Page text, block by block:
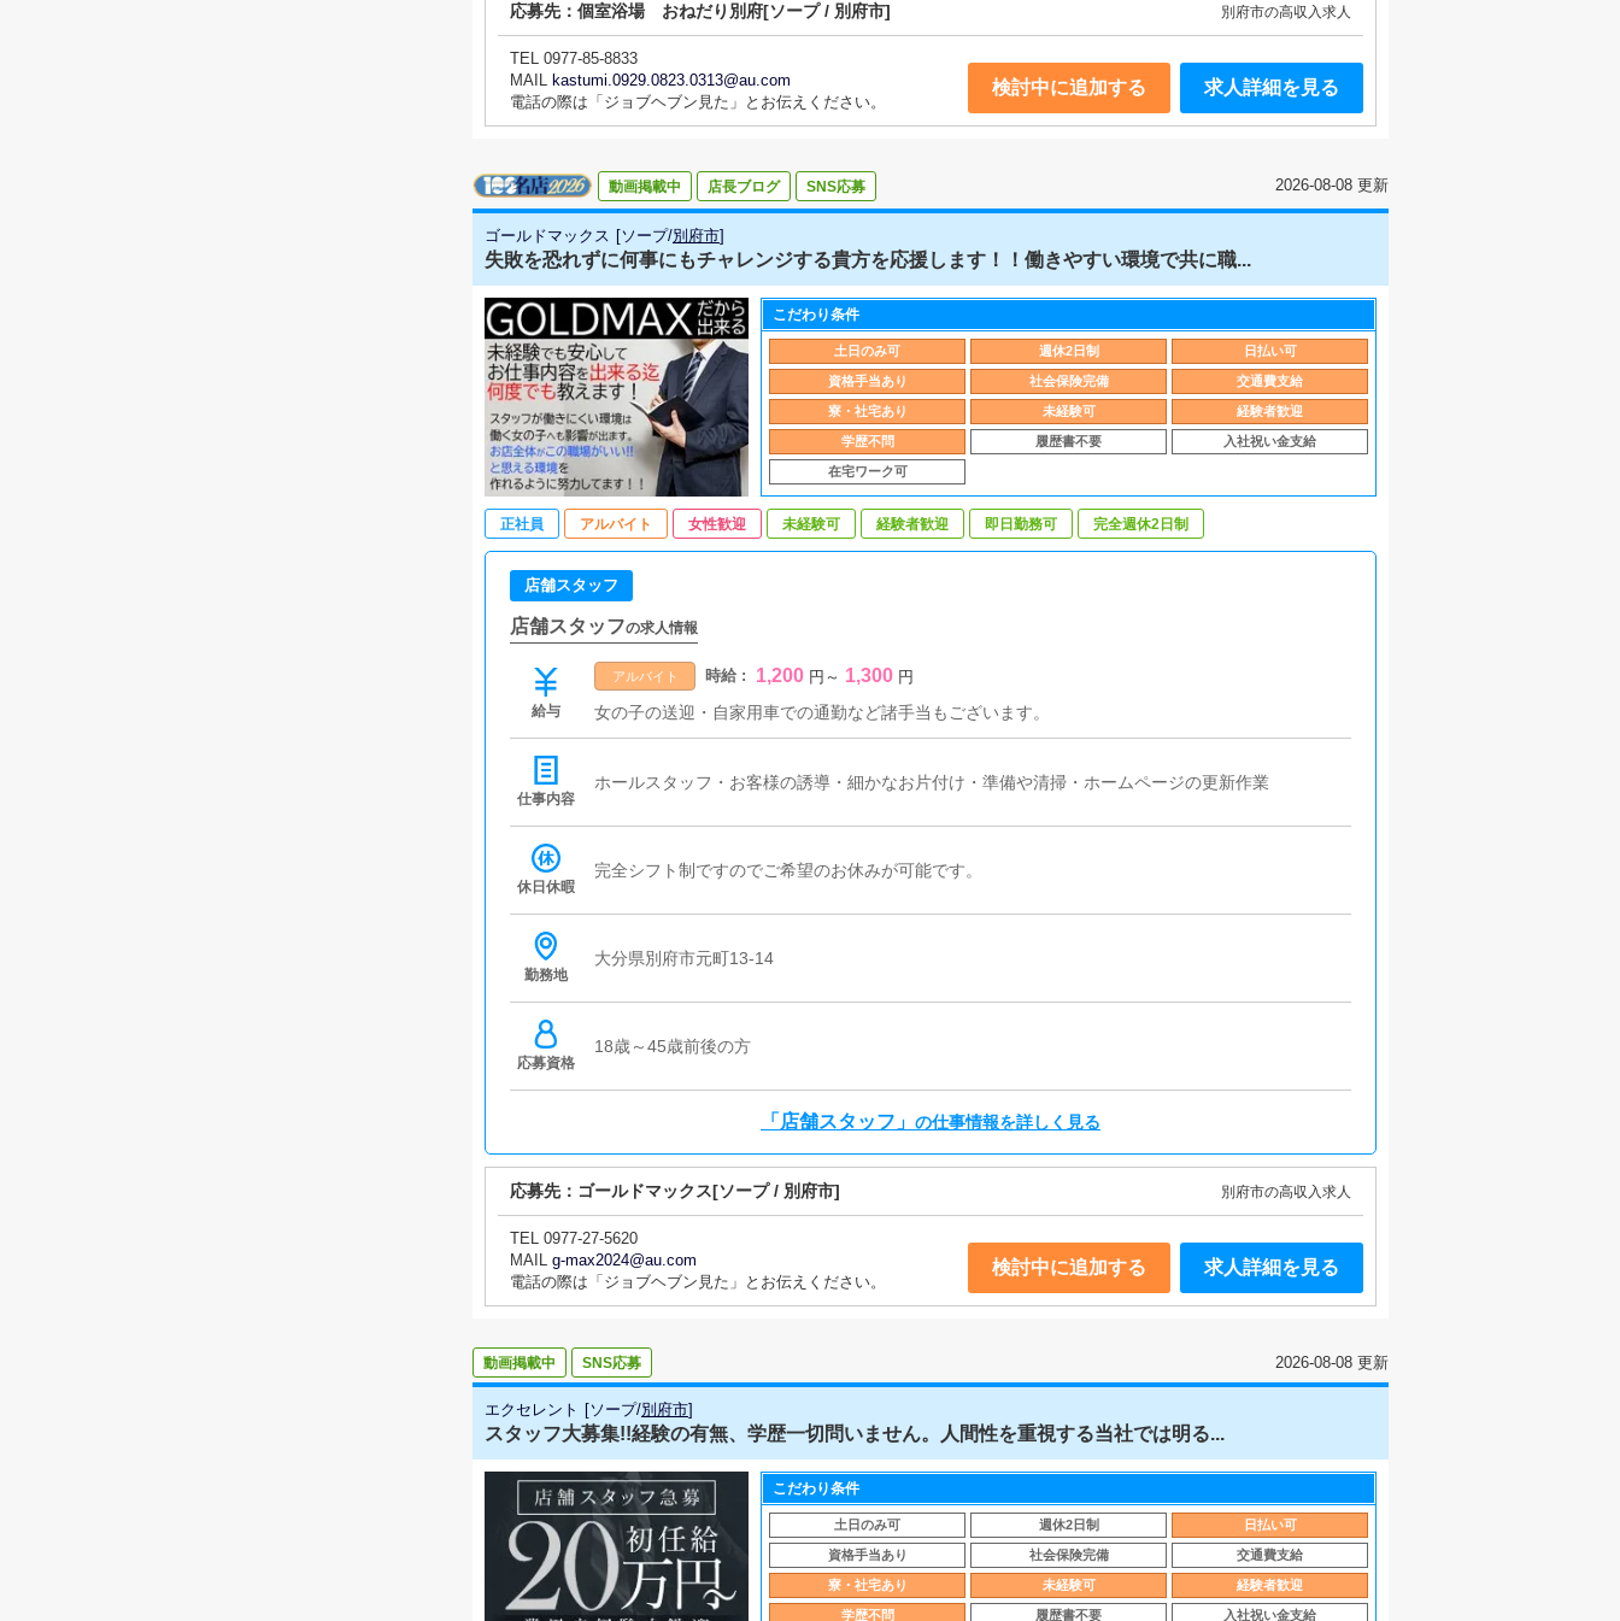
応募先： 個室浴場 おねだり別府[ソープ / 別府市] 別府市の高収入求人
TEL 0977-85-8833
MAIL kastumi.0929.0823.0313@au.com
電話の際は「ジョブヘブン見た」とお伝えください。
検討中に追加する 求人詳細を見る
動画掲載中 店長ブログ SNS応募 2026-08-08 更新
ゴールドマックス [ソープ/別府市]
失敗を恐れずに何事にもチャレンジする貴方を応援します！！働きやすい環境で共に職...
こだわり条件
土日のみ可 週休2日制 日払い可
資格手当あり 社会保険完備 交通費支給
寮・社宅あり 未経験可 経験者歓迎
学歴不問 履歴書不要 入社祝い金支給
在宅ワーク可
正社員 アルバイト 女性歓迎 未経験可 経験者歓迎 即日勤務可 完全週休2日制
店舗スタッフ
店舗スタッフの求人情報
給与
アルバイト 時給 : 1,200 円 ～ 1,300 円
女の子の送迎・自家用車での通勤など諸手当もございます。
仕事内容
ホールスタッフ・お客様の誘導・細かなお片付け・準備や清掃・ホームページの更新作業
休日休暇
完全シフト制ですのでご希望のお休みが可能です。
勤務地
大分県別府市元町13-14
応募資格
18歳～45歳前後の方
「店舗スタッフ」 の仕事情報を詳しく見る
応募先： ゴールドマックス[ソープ / 別府市] 別府市の高収入求人
TEL 0977-27-5620
MAIL g-max2024@au.com
電話の際は「ジョブヘブン見た」とお伝えください。
検討中に追加する 求人詳細を見る
動画掲載中 SNS応募 2026-08-08 更新
エクセレント [ソープ/別府市]
スタッフ大募集!!経験の有無、学歴一切問いません。人間性を重視する当社では明る...
こだわり条件
土日のみ可 週休2日制 日払い可
資格手当あり 社会保険完備 交通費支給
寮・社宅あり 未経験可 経験者歓迎
学歴不問 履歴書不要 入社祝い金支給